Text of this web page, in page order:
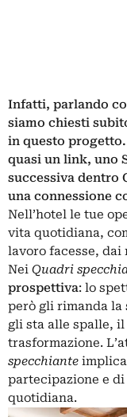
Infatti, parlando
siamo chiesti
in questo
quasi un link, uno
successiva dentro
una connessione
Nell’hotel le tue
vita quotidiana,
lavoro facesse, dai
Nei Quadri
prospettiva: lo
però gli rimanda la
gli sta alle spalle,
trasformazione.
specchiante
partecipazione e
quotidiana.